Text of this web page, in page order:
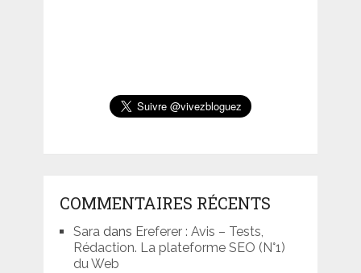
COMMENTAIRES RÉCENTS
Saradans Ereferer : Avis – Tests,
Rédaction. La plateforme SEO (N°1)
du Web